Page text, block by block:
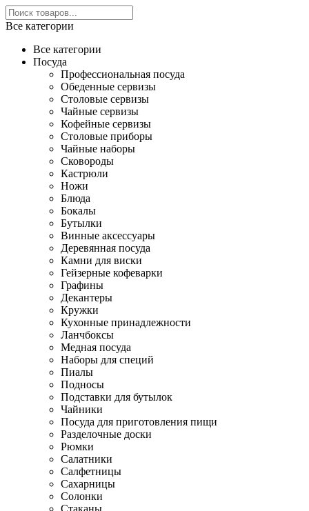
Все категории
Все категории
Посуда
Профессиональная посуда
Обеденные сервизы
Столовые сервизы
Чайные сервизы
Кофейные сервизы
Столовые приборы
Чайные наборы
Сковороды
Кастрюли
Ножи
Блюда
Бокалы
Бутылки
Винные аксессуары
Деревянная посуда
Камни для виски
Гейзерные кофеварки
Графины
Декантеры
Кружки
Кухонные принадлежности
Ланчбоксы
Медная посуда
Наборы для специй
Пиалы
Подносы
Подставки для бутылок
Чайники
Посуда для приготовления пищи
Разделочные доски
Рюмки
Салатники
Салфетницы
Сахарницы
Солонки
Стаканы